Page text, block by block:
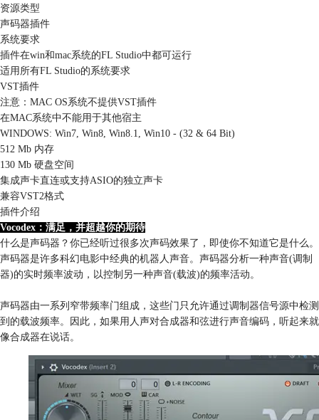
资源类型
声码器插件
系统要求
插件在win和mac系统的FL Studio中都可运行
适用所有FL Studio的系统要求
VST插件
注意：MAC OS系统不提供VST插件
在MAC系统中不能用于其他宿主
WINDOWS: Win7, Win8, Win8.1, Win10 - (32 & 64 Bit)
512 Mb 内存
130 Mb 硬盘空间
集成声卡直连或支持ASIO的独立声卡
兼容VST2格式
插件介绍
Vocodex：满足，并超越你的期待
什么是声码器？你已经听过很多次声码效果了，即使你不知道它是什么。
声码器是许多科幻电影中经典的机器人声音。声码器分析一种声音(调制
器)的实时频率波动，以控制另一种声音(载波)的频率活动。
声码器由一系列窄带频率门组成，这些门只允许通过调制器信号源中检测
到的载波频率。因此，如果用人声对合成器和弦进行声音编码，听起来就
像合成器在说话。